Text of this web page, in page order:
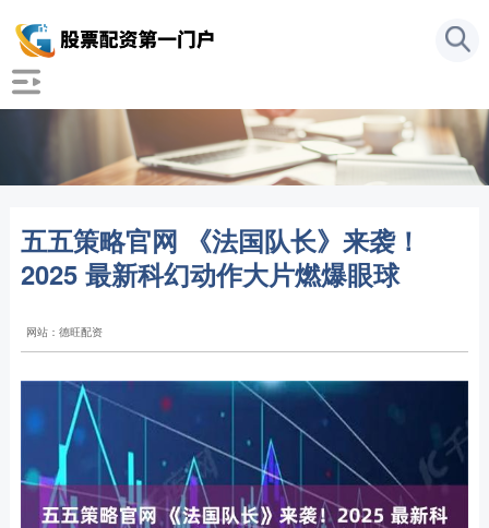
五五策略官网 《法国队长》来袭！
2025 最新科幻动作大片燃爆眼球
网站：德旺配资